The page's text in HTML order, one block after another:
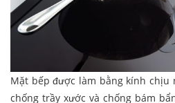
Mặt bếp được làm bằng kính chịu
chống trầy xước và chống bám